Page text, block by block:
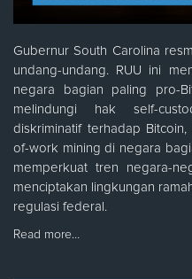
Gubernur South Carolina
undang-undang. RUU ini
negara bagian paling pro-
melindungi hak self-
diskriminatif terhadap
of-work mining di negara
memperkuat tren negara-
menciptakan lingkungan
regulasi federal.
Read more…